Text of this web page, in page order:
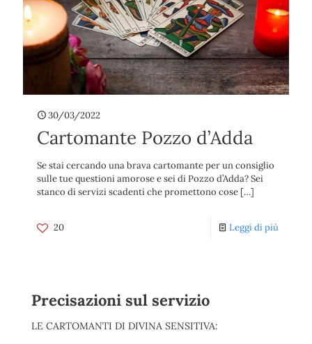
30/03/2022
Cartomante Pozzo d’Adda
Se stai cercando una brava cartomante per un consiglio
sulle tue questioni amorose e sei di Pozzo d’Adda? Sei
stanco di servizi scadenti che promettono cose […]
20 Leggi di più
Precisazioni sul servizio
LE CARTOMANTI DI DIVINA SENSITIVA: